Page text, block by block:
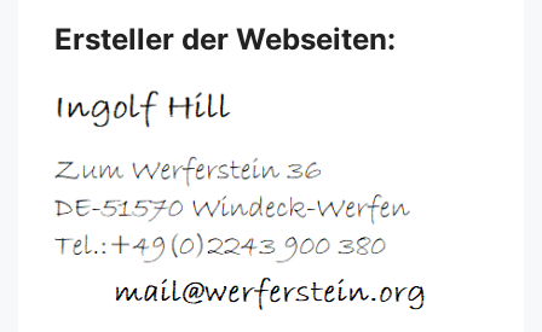
Ersteller der Webseiten: